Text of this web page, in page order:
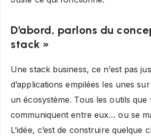
D’abord, parlons du
stack »
Une stack business, ce n’est pas
d’applications empilées les unes
un écosystème. Tous les outils que
communiquent entre eux… ou se
L’idée, c’est de construire quelque